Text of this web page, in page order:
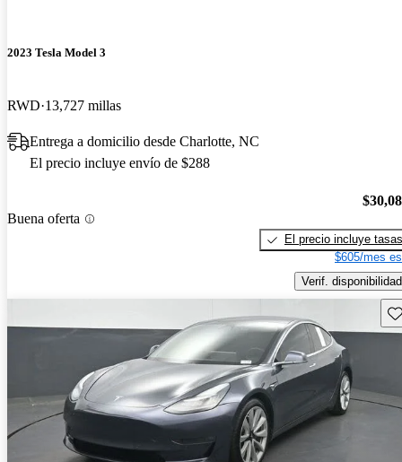
2023 Tesla Model 3
RWD 13,727 millas
Entrega a domicilio desde Charlotte, NC
El precio incluye envío de $288
Buena oferta
El precio incluye tasas
$605/mes
Verif. disponibilidad